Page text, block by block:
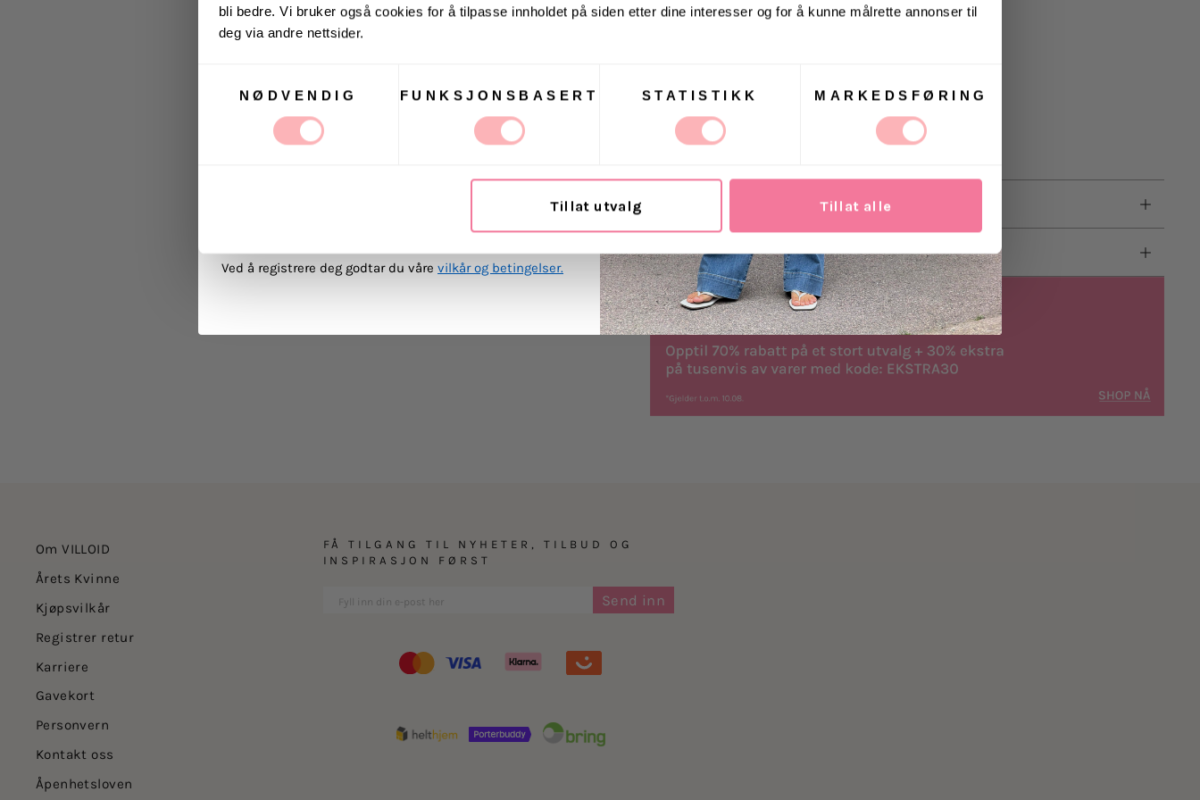
bli bedre. Vi bruker også cookies for å tilpasse innholdet på siden etter dine interesser og for å kunne målrette annonser til
deg via andre nettsider.
NØDVENDIG
FUNKSJONSBASERT STATISTIKK MARKEDSFØRING
Tillat utvalg Tillat alle
- Vask med lignende farger
- Vask før bruk
Retur
Om VILLOID
Årets Kvinne
Kjøpsvilkår
Registrer retur
Karriere
Gavekort
Personvern
Kontakt oss
Åpenhetsloven
FÅ TILGANG TIL NYHETER, TILBUD OG
INSPIRASJON FØRST
Send inn
Vinneren annonseres 9. august via Instagram
Ja, jeg samtykker til at Villoid kan sende meg
Ved å registrere deg godtar du våre vilkår og betingelser.